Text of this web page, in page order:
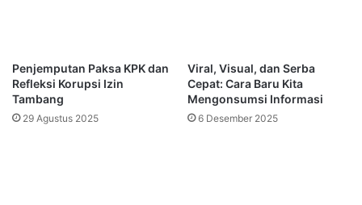
Penjemputan Paksa KPK dan
Refleksi Korupsi Izin
Tambang
29 Agustus 2025
Viral, Visual, dan Serba
Cepat: Cara Baru Kita
Mengonsumsi Informasi
6 Desember 2025